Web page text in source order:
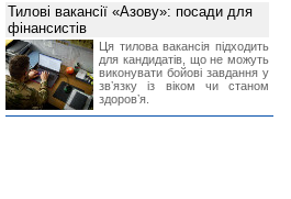
Тилові вакансії «Азову»: посади для
фінансистів
Ця тилова вакансія підходить
для кандидатів, що не можуть
виконувати бойові завдання у
звʼязку із віком чи станом
здоровʼя.